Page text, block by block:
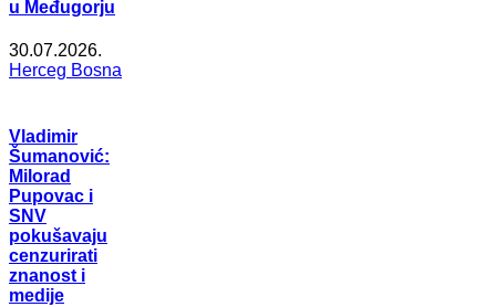
u Međugorju
30.07.2026.
Herceg Bosna
Vladimir
Šumanović:
Milorad
Pupovac i
SNV
pokušavaju
cenzurirati
znanost i
medije